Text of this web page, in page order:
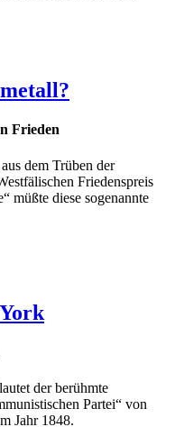
Frieden
dem Trüben der
Friedenspreis
müßte diese sogenannte
der berühmte
Partei“ von
Jahr 1848.